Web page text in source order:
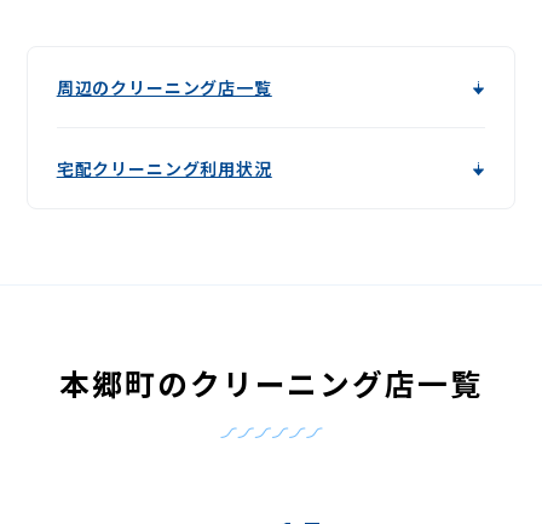
周辺のクリーニング店一覧
宅配クリーニング利用状況
本郷町のクリーニング店一覧